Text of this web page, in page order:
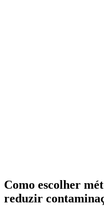
Como escolher
reduzir